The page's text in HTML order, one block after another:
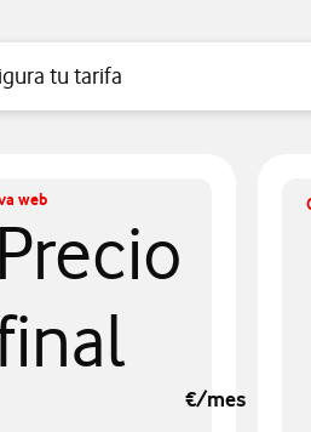
tu tarifa
web
€/mes
Precio